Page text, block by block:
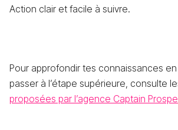
Action clair et facile à suivre.
Pour approfondir tes connaissances
passer à l’étape supérieure, consulte
proposées par l’agence Captain